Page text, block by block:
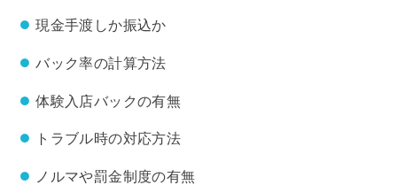
現金手渡しか振込か
バック率の計算方法
体験入店バックの有無
トラブル時の対応方法
ノルマや罰金制度の有無